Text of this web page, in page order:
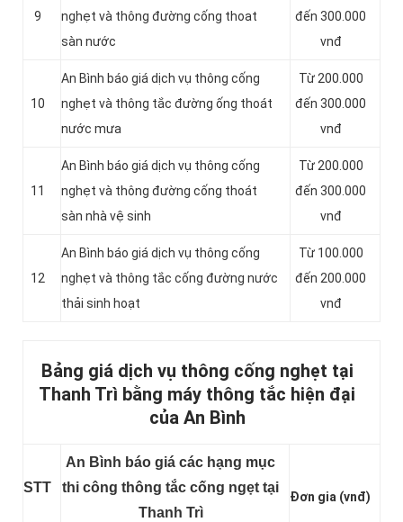
9
nghẹt và thông đường cống thoat
sàn nước
đến 300.000
vnđ
10
An Bình báo giá dịch vụ thông cống
nghẹt và thông tắc đường ống thoát
nước mưa
Từ 200.000
đến 300.000
vnđ
11
An Bình báo giá dịch vụ thông cống
nghẹt và thông đường cống thoát
sàn nhà vệ sinh
Từ 200.000
đến 300.000
vnđ
12
‎An Bình báo giá dịch vụ thông cống
nghẹt và thông tắc cống đường nước
thải sinh hoạt
Từ 100.000
đến 200.000
vnđ
Bảng giá dịch vụ thông cống nghẹt tại
Thanh Trì bằng máy thông tắc hiện đại
của An Bình
STT
An Bình báo giá các hạng mục
thi công thông tắc cống ngẹt tại
Thanh Trì
Đơn gia (vnđ)